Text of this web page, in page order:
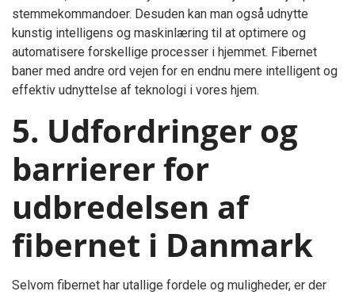
stemmekommandoer. Desuden kan man også udnytte
kunstig intelligens og maskinlæring til at optimere og
automatisere forskellige processer i hjemmet. Fibernet
baner med andre ord vejen for en endnu mere intelligent og
effektiv udnyttelse af teknologi i vores hjem.
5. Udfordringer og
barrierer for
udbredelsen af
fibernet i Danmark
Selvom fibernet har utallige fordele og muligheder, er der